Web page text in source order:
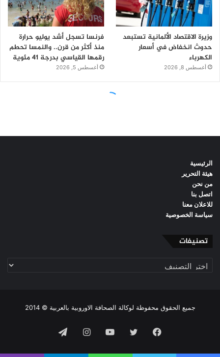
الرئيسية
هيئة التحرير
من نحن
اتصل بنا
للاعلان معنا
سياسة الخصوصية
تصنيفات
تصنيفات
جميع الحقوق محفوظة لوكالة الصحافة الاوروبية بالعربية © 2014
فيسبوك تويتر يوتيوبانستقرامتيلقرام